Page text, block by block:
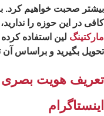
صحبت خواهیم کرد.
در این حوزه را
لین استفاده کرده
بگیرید و براساس آن
هویت بصری